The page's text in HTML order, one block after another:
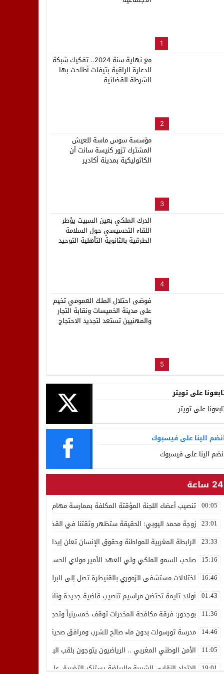
بنزاهة النهائي
1
2
مع نهاية سنة 2024.. تفكيك شبكة
للدعارة الراقية بتيفلت أطاحت بها
الشرطة القضائية
3
مؤسسة سوس ماسة للعيش
المشترك تزور كنيسة سانت آن
الكاثوليكية بمدينة أكادير
4
الدرك الملكي بعين السبيت يؤطر
اللقاء التحسيسي حول السلامة
الطرقية بالثانوية التأهلية التوحيد
5
فوضى احتلال الملك العمومي تخيم
على مدينة الخميسات ونقابة التجار
والمهنيين تستعد لتجديد الاحتجاج
على تويتر
على تويتر
الينا على فيسبوك
الينا على فيسبوك
24 ساعة
00:05 تنصيب أعضاء اللجنة المؤقتة المكلفة بممارسة مهام المجلس الوطني
23:01 زوجة محمد اليوبي: الحقيقة ستظهر وثقتنا في القضاء ثابتة
23:33 الرابطة المغربية للمواطنة وحقوق الإنسان تعلن إيداع رئيسها
15:16 صاحب السمو الملكي ولي العهد الأمير مولاي الحسن يدشن “برج
16:46 اختلالات مستشفى الزموري بالقنيطرة تصل إلى البرلمان واستقالة
01:43 أولاد تايمة تحتضن مراسيم تنصيب قاضية جديدة ونائب لوكيل الملك
11:36 بوجدور: فرقة مكافحة المخدرات توقف خمسينياً وتحجز 10 كيلوغرامات من الشيرا
14:46 مدرسة تورسولت بدون ماء صالح للشرب ومرافق صحية في وضعية
11:05 الأمن الوطني المغربي .. الرياضيون يتوجون بلقب البطولة العربية
19:01 الاتحاد النقابي للشبيبة والرياضة يستنكر التضييق على الموظفين